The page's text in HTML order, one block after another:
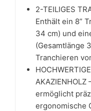
2-TEILIGES
Enthält ein 8”
34 cm) und
(Gesamtlänge
Tranchieren
ermöglicht
ergonomische